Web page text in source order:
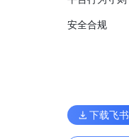
安全合规
下载飞书